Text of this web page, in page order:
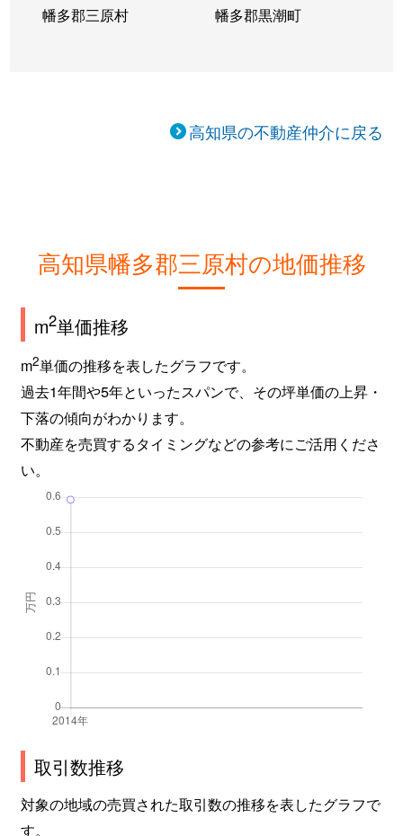
幡多郡三原村 幡多郡黒潮町
高知県の不動産仲介に戻る
高知県幡多郡三原村の地価推移
m2単価推移
m2単価の推移を表したグラフです。
過去1年間や5年といったスパンで、その坪単価の上昇・
下落の傾向がわかります。
不動産を売買するタイミングなどの参考にご活用くださ
い。
取引数推移
対象の地域の売買された取引数の推移を表したグラフで
す。